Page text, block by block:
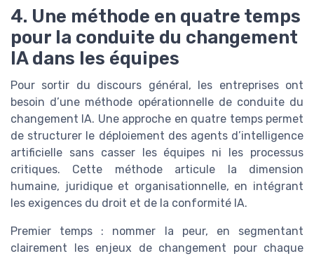
4. Une méthode en quatre temps
pour la conduite du changement
IA dans les équipes
Pour sortir du discours général, les entreprises ont
besoin d’une méthode opérationnelle de conduite du
changement IA. Une approche en quatre temps permet
de structurer le déploiement des agents d’intelligence
artificielle sans casser les équipes ni les processus
critiques. Cette méthode articule la dimension
humaine, juridique et organisationnelle, en intégrant
les exigences du droit et de la conformité IA.
Premier temps : nommer la peur, en segmentant
clairement les enjeux de changement pour chaque